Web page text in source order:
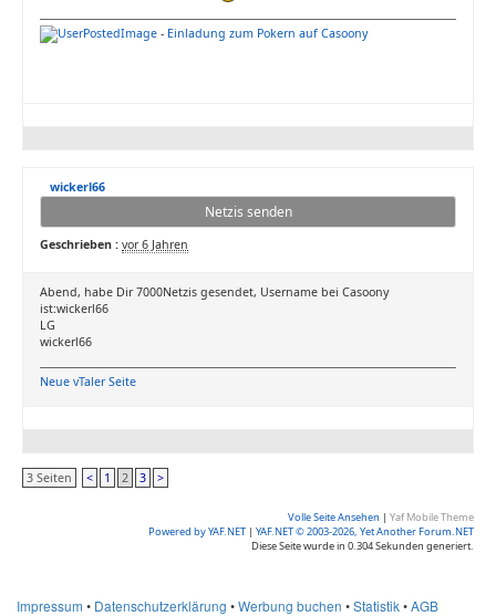
- Einladung zum Pokern auf Casoony
wickerl66
Netzis senden
Geschrieben : vor 6 Jahren
Abend, habe Dir 7000Netzis gesendet, Username bei Casoony
ist:wickerl66
LG
wickerl66
Neue vTaler Seite
3 Seiten < 1 2 3 >
Volle Seite Ansehen | Yaf Mobile Theme
Powered by YAF.NET | YAF.NET © 2003-2026, Yet Another Forum.NET
Diese Seite wurde in 0.304 Sekunden generiert.
Impressum • Datenschutzerklärung •Werbung buchen •Statistik•AGB